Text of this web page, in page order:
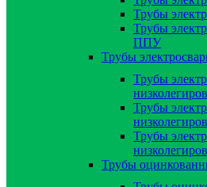
Трубы
Трубы
ППУ
Трубы
Трубы
Трубы
Трубы
Трубы